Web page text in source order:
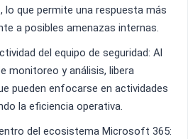
lo que permite una respuesta más
a posibles amenazas internas.
del equipo de seguridad: Al
monitoreo y análisis, libera
pueden enfocarse en actividades
la eficiencia operativa.
del ecosistema Microsoft 365: